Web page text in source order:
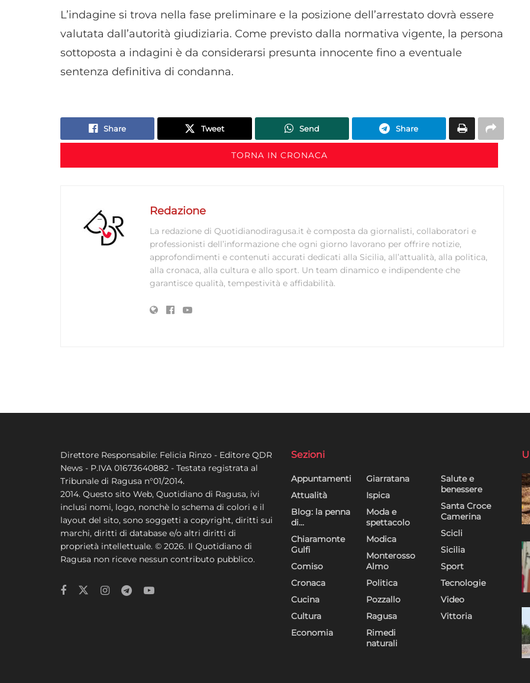
scelte sulla privacy.
L’indagine si trova nella fase preliminare e la posizione dell’arrestato dovrà essere
valutata dall’autorità giudiziaria. Come previsto dalla normativa vigente, la persona
sottoposta a indagini è da considerarsi presunta innocente fino a eventuale
sentenza definitiva di condanna.
Share Tweet Send Share
TORNA IN CRONACA
Redazione
La redazione di Quotidianodiragusa.it è composta da giornalisti, collaboratori e
professionisti dell’informazione che ogni giorno lavorano per offrire notizie,
approfondimenti e contenuti accurati dedicati alla Sicilia, all’attualità, alla politica,
alla cronaca, alla cultura e allo sport. Un team dinamico e indipendente che
garantisce qualità, tempestività e affidabilità.
Direttore Responsabile: Felicia Rinzo - Editore QDR
News - P.IVA 01673640882 - Testata registrata al
Tribunale di Ragusa n°01/2014.
2014. Questo sito Web, Quotidiano di Ragusa, ivi
inclusi nomi, logo, nonchè lo schema di colori e il
layout del sito, sono soggetti a copyright, diritti sui
marchi, diritti di database e/o altri diritti di
proprietà intellettuale. © 2026. Il Quotidiano di
Ragusa non riceve nessun contributo pubblico.
Sezioni
Appuntamenti
Attualità
Blog: la penna
di…
Chiaramonte
Gulfi
Comiso
Cronaca
Cucina
Cultura
Economia
Giarratana
Ispica
Moda e
spettacolo
Modica
Monterosso
Almo
Politica
Pozzallo
Ragusa
Rimedi
naturali
Salute e
benessere
Santa Croce
Camerina
Scicli
Sicilia
Sport
Tecnologie
Video
Vittoria